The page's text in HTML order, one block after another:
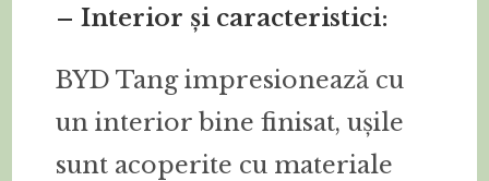
– Interior și caracteristici:
BYD Tang impresionează cu
un interior bine finisat, ușile
sunt acoperite cu materiale